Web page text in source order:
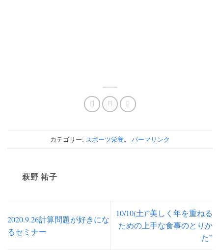
カテゴリー: スポーツ栄養。 パーマリンク
萩野 祐子
2020.9.26計算問題が好きにな
るセミナー
10/10(土)”美しく年を重ねる
ための上手な食事のとりか
た”